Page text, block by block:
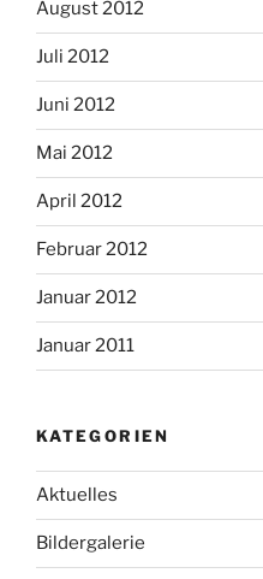
August 2012
Juli 2012
Juni 2012
Mai 2012
April 2012
Februar 2012
Januar 2012
Januar 2011
KATEGORIEN
Aktuelles
Bildergalerie